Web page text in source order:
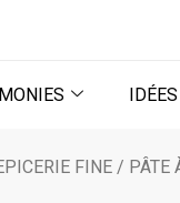
FINE / PÂTE